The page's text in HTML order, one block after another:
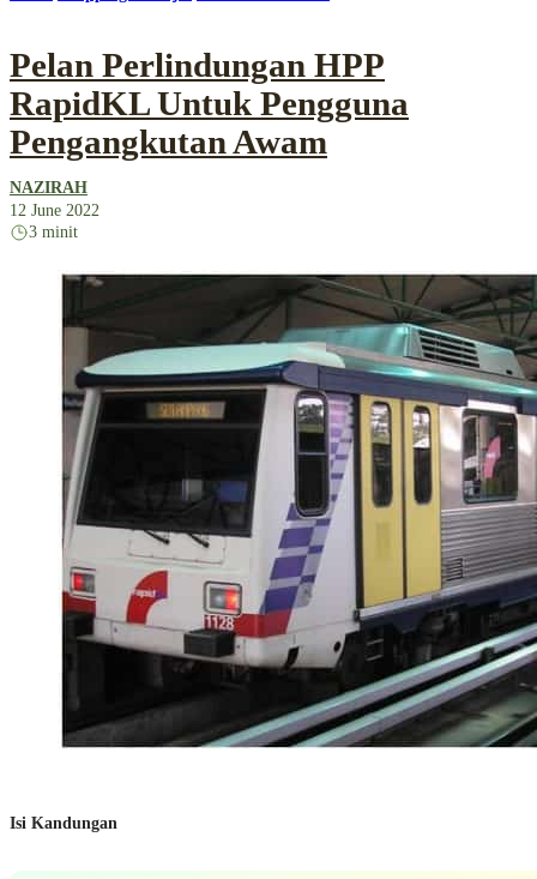
Pelan Perlindungan HPP
RapidKL Untuk Pengguna
Pengangkutan Awam
NAZIRAH
12 June 2022
3 minit
Isi Kandungan